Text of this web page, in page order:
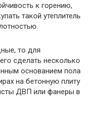
к горению,
такой утеплитель
то для
сделать несколько
основанием пола
на бетонную плиту
ДВП или фанеры в